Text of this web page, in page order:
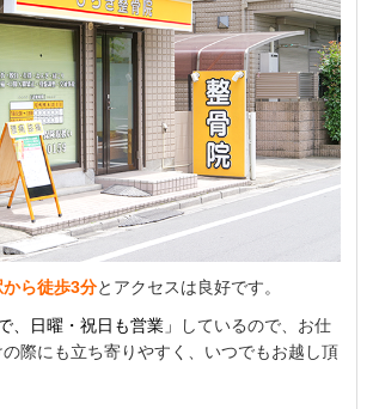
ら徒歩3分とアクセスは良好です。
、日曜・祝日も営業」
しているので、お仕
際にも立ち寄りやすく、いつでもお越し頂